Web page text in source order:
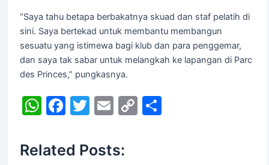
“Saya tahu betapa berbakatnya skuad dan staf pelatih di
sini. Saya bertekad untuk membantu membangun
sesuatu yang istimewa bagi klub dan para penggemar,
dan saya tak sabar untuk melangkah ke lapangan di Parc
des Princes,” pungkasnya.
W
at
F
c
T
itt
E
ai
C S
Related Posts: